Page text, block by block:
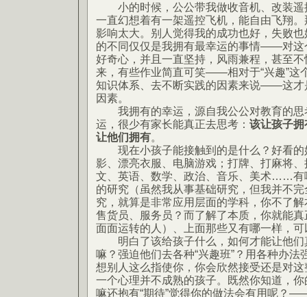
小的时候，公公带我做收音机、改装遥
一直幻想着有一架遥控飞机，能自由飞翔
影响太大。别人觉得我的成功也好，失败
的不同仅仅是我拥有最幸运的事情——对这
好奇心，并且一直坚持，风雨兼程，甚至
来，有些作业简直可笑——相对于“兴趣”这
知识体系、去不断实践的因素来说——这才
因素。
我拥有的幸运，源自我公公对教育的思
运，很少有家长能真正去思考： 该让孩子
让他们拥有。
现在小孩子能接触到的是什么？好看的
影、漂亮衣服、电脑游戏；打牌、打麻将
文、英语、数学、政治、音乐、美术……有
的研究（虽然我从事基础研究，但我并不
究，就算是非常应用层面的学科，你不了
售货员、服务员？而了解了本质，你就能
面面运转的人）、上面那些又有哪一样，
明白了该给孩子什么，如何才能让他们
嘛？强迫他们去各种“兴趣班”？用各种办
想别人这么指使你，你会欣然接受还是对
一个心理并不成熟的孩子。既然你知道，
嘛还抱有“期待”觉得你的做法会有用呢？